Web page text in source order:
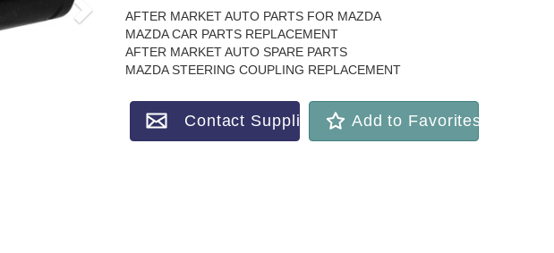
AFTER MARKET AUTO PARTS FOR MAZDA
MAZDA CAR PARTS REPLACEMENT
AFTER MARKET AUTO SPARE PARTS
MAZDA STEERING COUPLING REPLACEMENT
Contact Supplier Add to Favorites